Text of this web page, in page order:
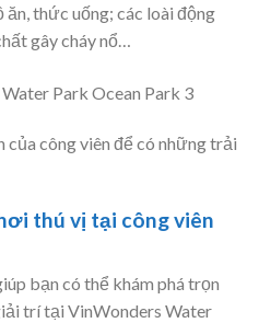
thức uống; các loài động
gây cháy nổ…
của công viên để có những trải
thú vị tại công viên
bạn có thể khám phá trọn
trí tại VinWonders Water